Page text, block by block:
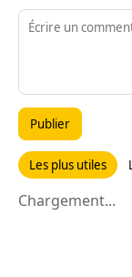
Publier
Les plus utiles
Chargement...